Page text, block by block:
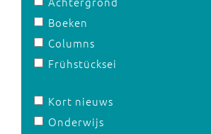
Boeken
Columns
Frühstücksei
Kort nieuws
Onderwijs